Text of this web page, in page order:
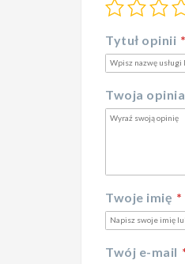
Tytuł opinii
Twoja opinia
Twoje imię
Twój e-mail